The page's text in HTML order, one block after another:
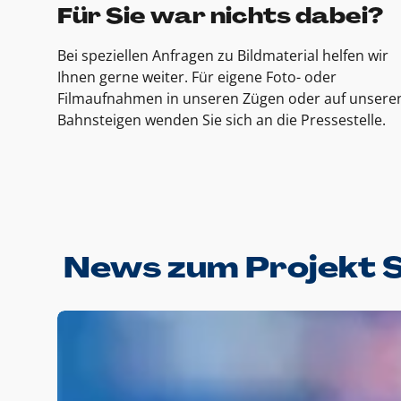
Für Sie war nichts dabei?
Bei speziellen Anfragen zu Bildmaterial helfen wir
Ihnen gerne weiter. Für eigene Foto- oder
Filmaufnahmen in unseren Zügen oder auf
Bahnsteigen wenden Sie sich an die Pressestelle.
News zum Projekt